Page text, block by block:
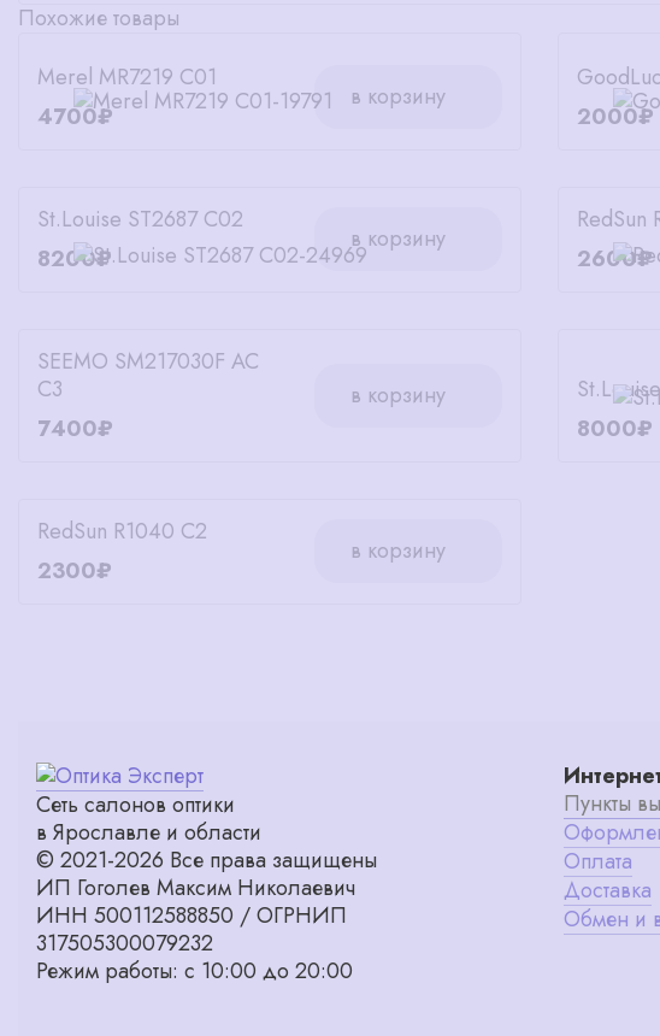
Похожие товары
Merel MR7219 C01
4700₽
в корзину
2000₽
St.Louise ST2687 C02
8200₽
в корзину
RedSun
2600₽
SEEMO SM217030F AC
C3
7400₽
в корзину
8000₽
RedSun R1040 C2
2300₽
в корзину
Сеть салонов оптики
в Ярославле и области
© 2021-2026 Все права защищены
ИП Гоголев Максим Николаевич
ИНН 500112588850 / ОГРНИП
317505300079232
Режим работы: с 10:00 до 20:00
Пункты
Оплата
Доставка
Обмен и